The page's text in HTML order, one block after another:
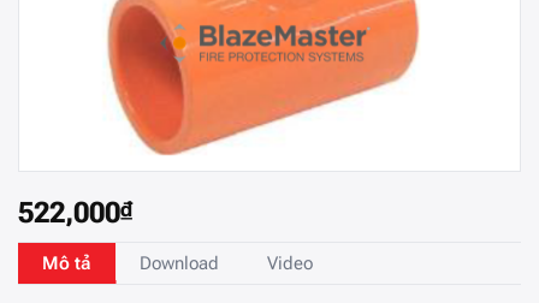
522,000₫
Mô tả Download Video